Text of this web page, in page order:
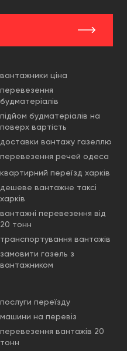
вантажники ціна
перевезення
будматеріалів
підйом будматеріалів на
поверх вартість
доставки вантажу газеллю
перевезення речей одеса
квартирний переїзд харків
дешеве вантажне таксі
харків
вантажні перевезення від
20 тонн
транспортування вантажів
замовити газель з
вантажником
послуги переїзду
машини на перевіз
перевезення вантажів 20
тонн